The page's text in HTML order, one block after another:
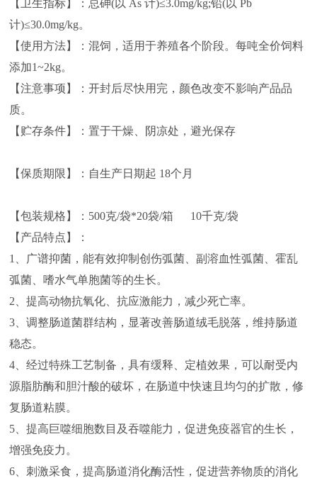
【卫生指标】：总砷(以 As 计)≤3.0mg/kg;铅(以 Pb
计)≤30.0mg/kg。
【使用方法】：混饲，适用于养殖各个阶段。每吨全价饲料
添加1~2kg。
【注意事项】：开封后尽快用完，颜色改变不影响产品品
质。
【贮存条件】：置于干燥、阴凉处，避光保存
【保质期限】：自生产日期起 18个月
【包装规格】：500克/袋*20袋/箱 10千克/袋
【产品特点】：
1、广谱抑菌，能有效抑制创伤弧菌、副溶血性弧菌、霍乱
弧菌、嗜水气单胞菌等的生长。
2、提高动物抗氧化、抗应激能力，减少死亡率。
3、调整肠道菌群结构，显著改善肠道绒毛脱落，维持肠道
稳态。
4、经过特殊工艺制备，具有缓释、定植效果，可以耐受内
源脂肪酶和胆汁酸的破坏，在肠道中快速且均匀的扩散，修
复肠道粘膜。
5、提高巨噬细胞数目及吞噬能力，促进免疫器官的生长，
增强免疫力。
6、刺激采食，提高肠道消化酶活性，促进营养物质的消化